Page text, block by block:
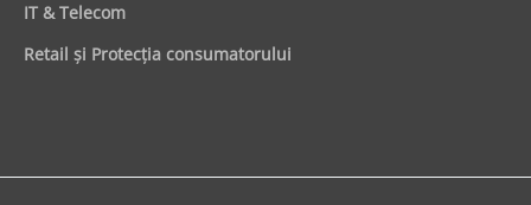
IT & Telecom
Retail şi Protecţia consumatorului